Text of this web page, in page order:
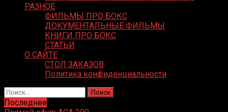
РАЗНОЕ
ФИЛЬМЫ ПРО БОКС
ДОКУМЕНТАЛЬНЫЕ ФИЛЬМЫ
КНИГИ ПРО БОКС
СТАТЬИ
О САЙТЕ
СТОЛ ЗАКАЗОВ
Политика конфиденциальности
Найти:
Последнее